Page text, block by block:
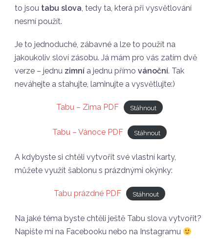
to jsou tabu slova, tedy ta, která při vysvětlování
nesmí použít.
Je to jednoduché, zábavné a lze to použít na
jakoukoliv sloví zásobu. Já mám pro vás zatím dvě
verze – jednu zimní a jednu přímo vánoční. Tak
neváhejte a stahujte, laminujte a vysvětlujte:)
Tabu – Zima PDF Stáhnout
Tabu – Vánoce PDF Stáhnout
A kdybyste si chtěli vytvořit své vlastní karty,
můžete využít šablonu s prázdnými okýnky:
Tabu prázdné PDF Stáhnout
Na jaké téma byste chtěli ještě Tabu slova vytvořit?
Napište mi na Facebooku nebo na Instagramu